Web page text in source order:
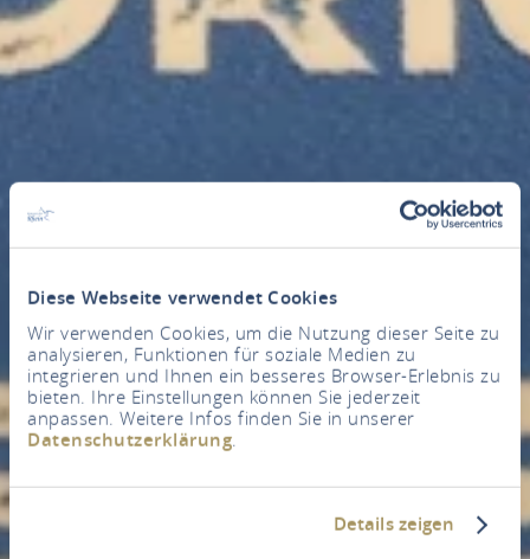
Diese Webseite verwendet Cookies
Wir verwenden Cookies, um die Nutzung dieser Seite zu
analysieren, Funktionen für soziale Medien zu
integrieren und Ihnen ein besseres Browser-Erlebnis zu
bieten. Ihre Einstellungen können Sie jederzeit
anpassen. Weitere Infos finden Sie in unserer
Datenschutzerklärung.
Details zeigen